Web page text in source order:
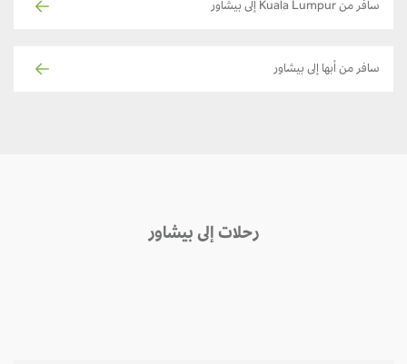
سافر من Kuala Lumpur إلى بيشاور
سافر من أبها إلى بيشاور
رحلات إلى بيشاور